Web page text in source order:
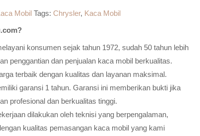
Mobil Tags:Chrysler, Kaca Mobil
konsumen sejak tahun 1972, sudah 50 tahun lebih
penggantian dan penjualan kaca mobil berkualitas.
terbaik dengan kualitas dan layanan maksimal.
garansi 1 tahun. Garansi ini memberikan bukti jika
profesional dan berkualitas tinggi.
dilakukan oleh teknisi yang berpengalaman,
kualitas pemasangan kaca mobil yang kami